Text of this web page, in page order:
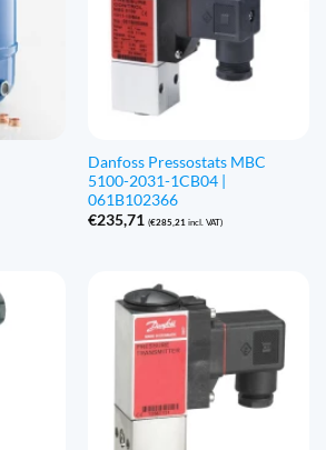
Danfoss Pressostats MBC
5100-2031-1CB04 |
061B102366
€235,71 (€285,21incl. VAT)